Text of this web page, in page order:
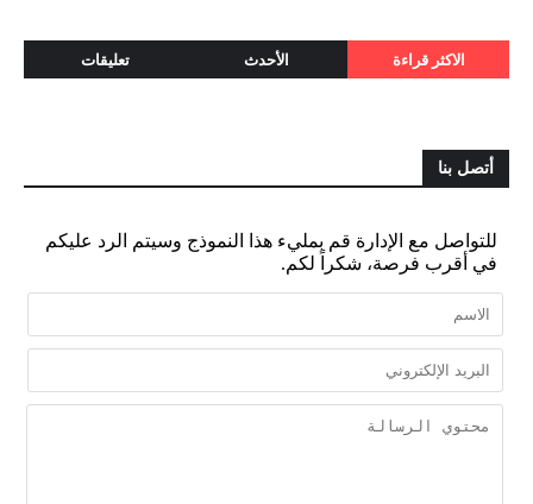
الاكثر قراءة الأحدث تعليقات
أتصل بنا
للتواصل مع الإدارة قم بمليء هذا النموذج وسيتم الرد عليكم
في أقرب فرصة، شكراً لكم.